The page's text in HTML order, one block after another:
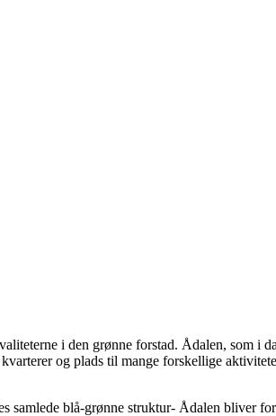
i den grønne forstad. Ådalen, som i
og plads til mange forskellige
blå-grønne struktur- Ådalen bliver